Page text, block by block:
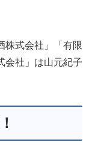
株式会社」「有限
会社」は山元紀子